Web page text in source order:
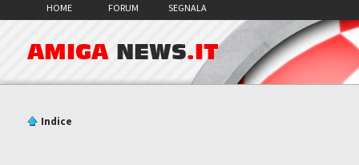
HOME FORUM SEGNALA
AMIGA NEWS.IT
Indice